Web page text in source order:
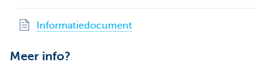
Informatiedocument
Meer info?